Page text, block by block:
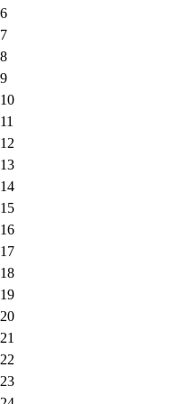
6
7
8
9
10
11
12
13
14
15
16
17
18
19
20
21
22
23